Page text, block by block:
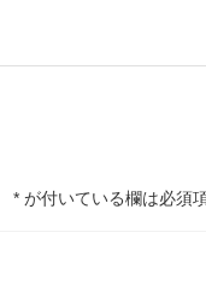
* が付いている欄は必須